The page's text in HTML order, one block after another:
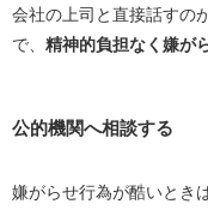
会社の上司と直接話すの
で、 精神的負担なく嫌が
公的機関へ相談する
嫌がらせ行為が酷いとき